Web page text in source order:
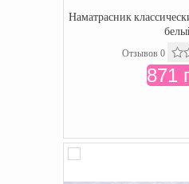
Наматрасник
Отзывов 0
871